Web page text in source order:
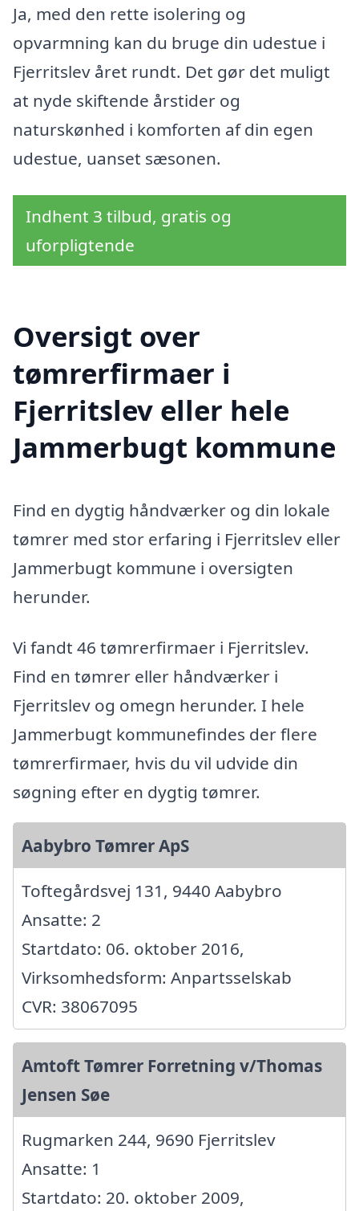
Ja, med den rette isolering og
opvarmning kan du bruge din udestue i
Fjerritslev året rundt. Det gør det muligt
at nyde skiftende årstider og
naturskønhed i komforten af din egen
udestue, uanset sæsonen.
Indhent 3 tilbud, gratis og
uforpligtende
Oversigt over
tømrerfirmaer i
Fjerritslev eller hele
Jammerbugt kommune
Find en dygtig håndværker og din lokale
tømrer med stor erfaring i Fjerritslev eller
Jammerbugt kommune i oversigten
herunder.
Vi fandt 46 tømrerfirmaer i Fjerritslev.
Find en tømrer eller håndværker i
Fjerritslev og omegn herunder. I hele
Jammerbugt kommunefindes der flere
tømrerfirmaer, hvis du vil udvide din
søgning efter en dygtig tømrer.
Aabybro Tømrer ApS
Toftegårdsvej 131, 9440 Aabybro
Ansatte: 2
Startdato: 06. oktober 2016,
Virksomhedsform: Anpartsselskab
CVR: 38067095
Amtoft Tømrer Forretning v/Thomas
Jensen Søe
Rugmarken 244, 9690 Fjerritslev
Ansatte: 1
Startdato: 20. oktober 2009,